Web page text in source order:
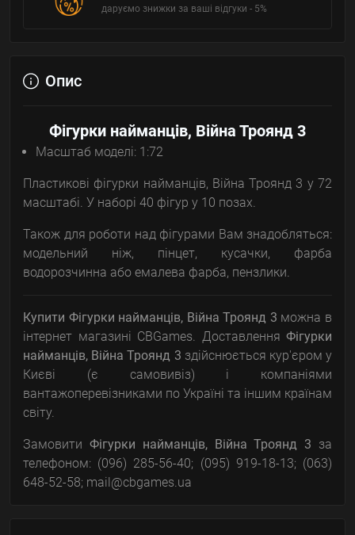
даруємо знижки за ваші відгуки - 5%
Опис
Фігурки найманців, Війна Троянд 3
Масштаб моделі: 1:72
Пластикові фігурки найманців, Війна Троянд 3 у 72
масштабі. У наборі 40 фігур у 10 позах.
Також для роботи над фігурами Вам знадобляться:
модельний ніж, пінцет, кусачки, фарба
водорозчинна або емалева фарба, пензлики.
Купити Фігурки найманців, Війна Троянд 3 можна в
інтернет магазині CBGames. Доставлення Фігурки
найманців, Війна Троянд 3 здійснюється кур'єром у
Києві (є самовивіз) і компаніями
вантажоперевізниками по Україні та іншим країнам
світу.
Замовити Фігурки найманців, Війна Троянд 3 за
телефоном: (096) 285-56-40; (095) 919-18-13; (063)
648-52-58; mail@cbgames.ua